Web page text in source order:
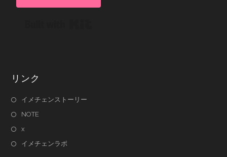
リンク
イメチェンストーリー
NOTE
x
イメチェンラボ